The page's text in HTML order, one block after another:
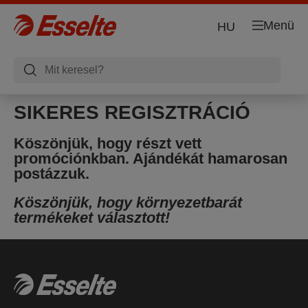
Menü
HU
SIKERES REGISZTRÁCIÓ
Köszönjük, hogy részt vett
promóciónkban. Ajándékát hamarosan
postázzuk.
Köszönjük, hogy környezetbarát
termékeket választott!